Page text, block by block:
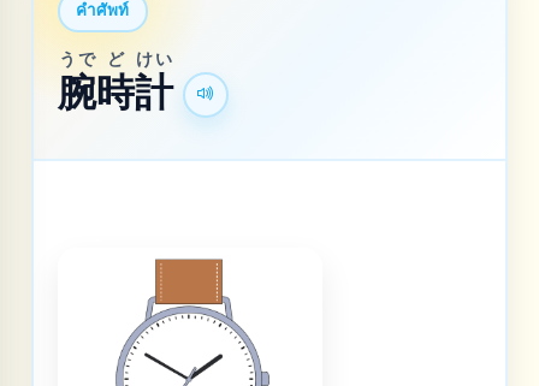
คำศัพท์
腕
うで
時
ど
計
けい